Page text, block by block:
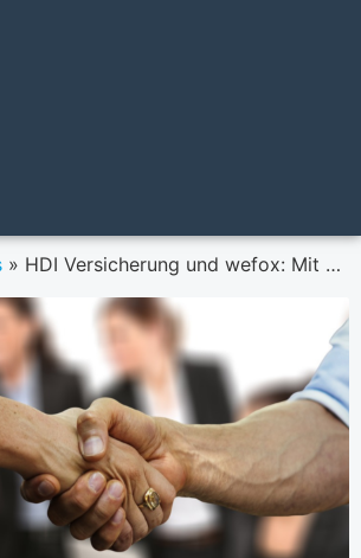
» HDI Versicherung und wefox: Mit Digitalisierung zu mehr Effizienz